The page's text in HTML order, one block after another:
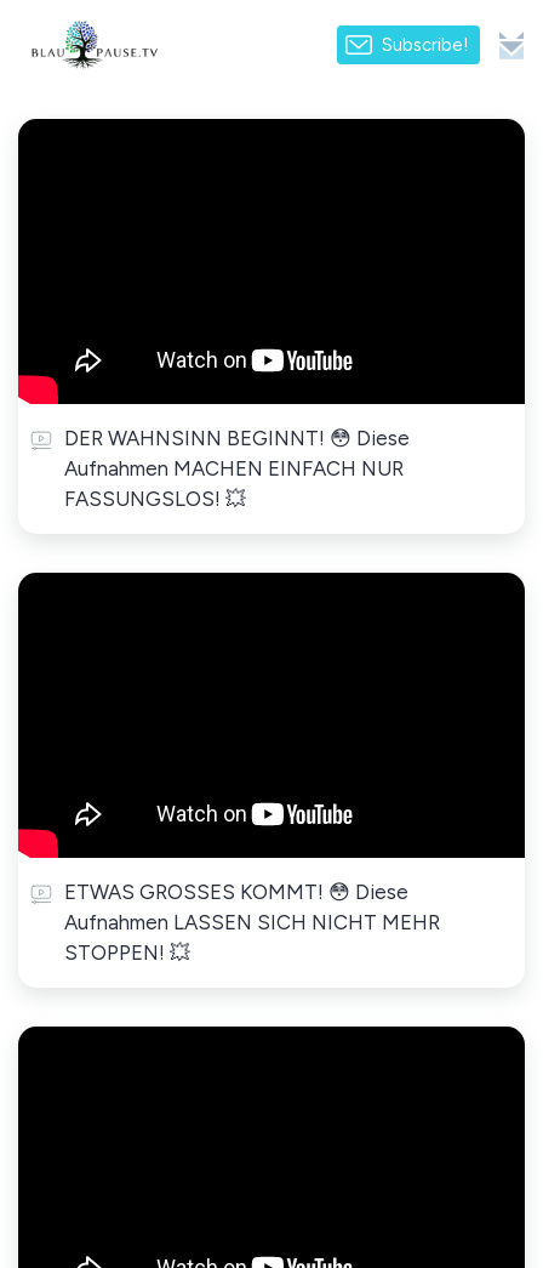
Subscribe!
DER WAHNSINN BEGINNT! 😳 Diese
Aufnahmen MACHEN EINFACH NUR
FASSUNGSLOS! 💥
ETWAS GROSSES KOMMT! 😳 Diese
Aufnahmen LASSEN SICH NICHT MEHR
STOPPEN! 💥